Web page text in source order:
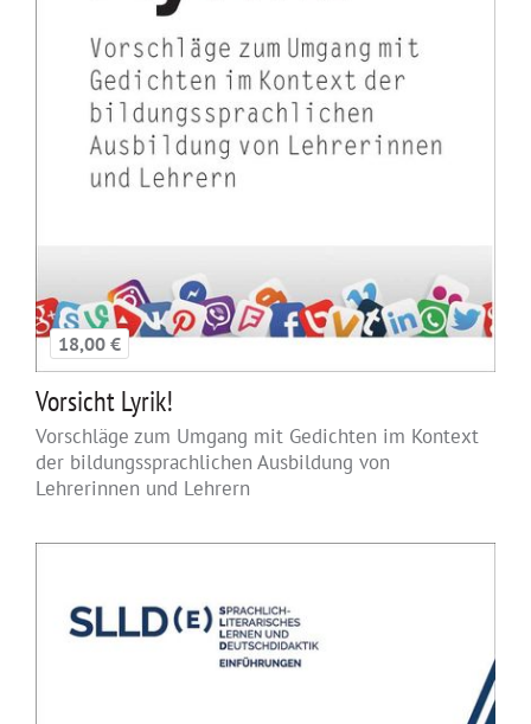
18,00 €
Vorsicht Lyrik!
Vorschläge zum Umgang mit Gedichten im Kontext
der bildungssprachlichen Ausbildung von
Lehrerinnen und Lehrern